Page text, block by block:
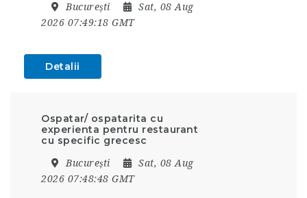
București
Sat, 08 Aug
2026 07:49:18 GMT
Detalii
Ospatar/ ospatarita cu
experienta pentru restaurant
cu specific grecesc
București
Sat, 08 Aug
2026 07:48:48 GMT